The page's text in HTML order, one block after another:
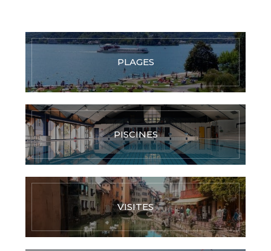
PLAGES
PISCINES
VISITES